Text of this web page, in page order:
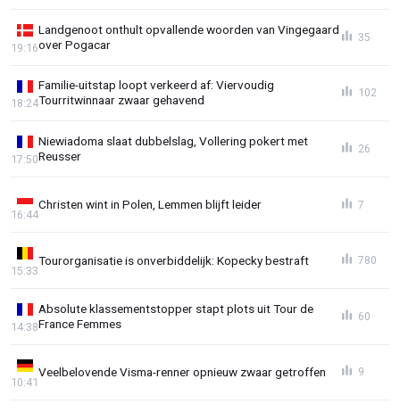
Landgenoot onthult opvallende woorden van Vingegaard
over Pogacar
19:16
35
Familie-uitstap loopt verkeerd af: Viervoudig
Tourritwinnaar zwaar gehavend
18:24
102
Niewiadoma slaat dubbelslag, Vollering pokert met
Reusser
17:50
26
Christen wint in Polen, Lemmen blijft leider
16:44
7
Tourorganisatie is onverbiddelijk: Kopecky bestraft
15:33
780
Absolute klassementstopper stapt plots uit Tour de
France Femmes
14:38
60
Veelbelovende Visma-renner opnieuw zwaar getroffen
10:41
9